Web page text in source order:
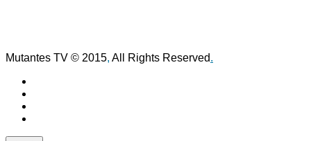
Mutantes TV © 2015, All Rights Reserved.